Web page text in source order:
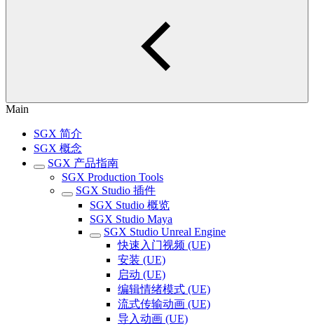
Main
SGX 简介
SGX 概念
SGX 产品指南
SGX Production Tools
SGX Studio 插件
SGX Studio 概览
SGX Studio Maya
SGX Studio Unreal Engine
快速入门视频 (UE)
安装 (UE)
启动 (UE)
编辑情绪模式 (UE)
流式传输动画 (UE)
导入动画 (UE)